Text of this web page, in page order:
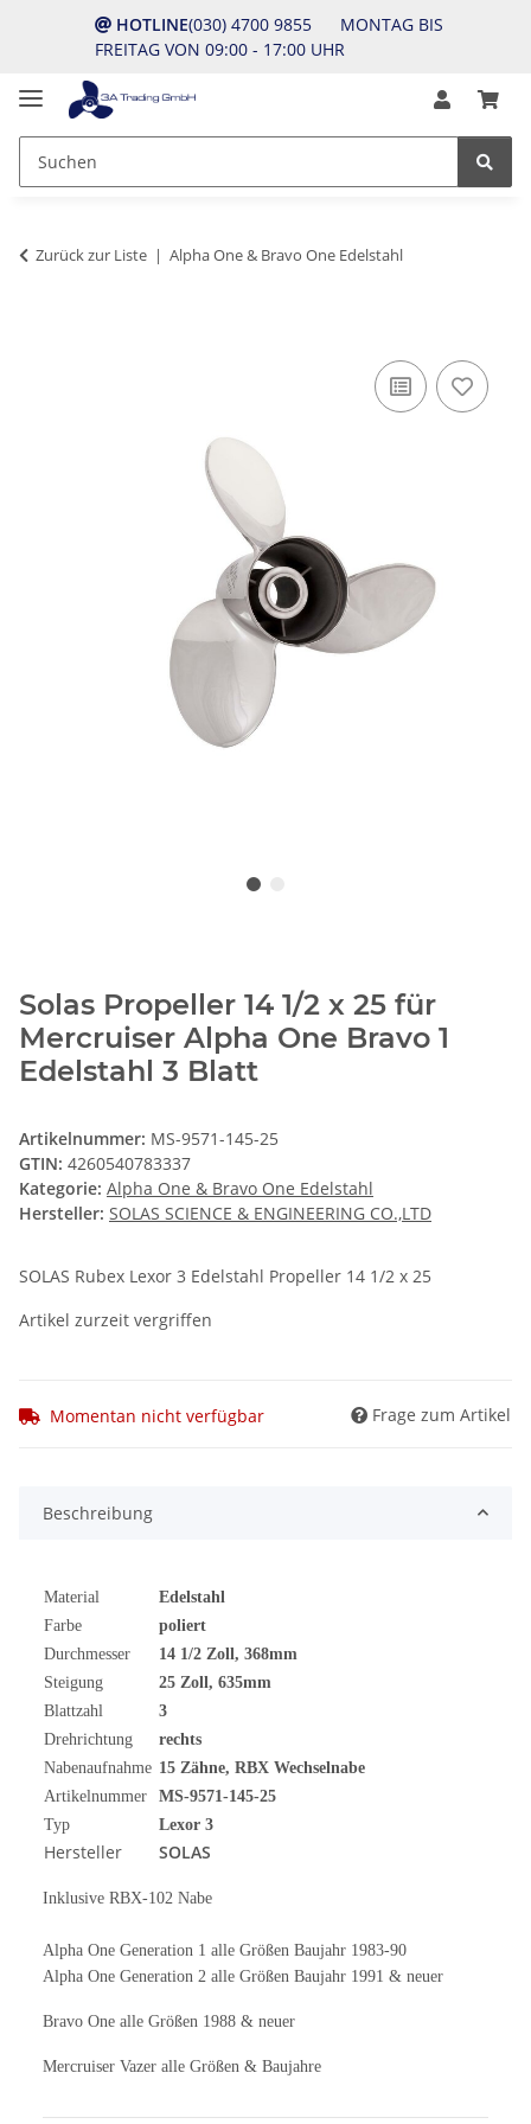
HOTLINE(030) 4700 9855 MONTAG BIS
FREITAG VON 09:00 - 17:00 UHR
Zurück zur Liste Alpha One & Bravo One Edelstahl
Solas Propeller 14 1/2 x 25 für
Mercruiser Alpha One Bravo 1
Edelstahl 3 Blatt
Artikelnummer: MS-9571-145-25
GTIN: 4260540783337
Kategorie: Alpha One & Bravo One Edelstahl
Hersteller: SOLAS SCIENCE & ENGINEERING CO.,LTD
SOLAS Rubex Lexor 3 Edelstahl Propeller 14 1/2 x 25
Artikel zurzeit vergriffen
Momentan nicht verfügbar Frage zum Artikel
Beschreibung
Material
Edelstahl
Farbe
poliert
Durchmesser
14 1/2 Zoll , 368mm
Steigung
25 Zoll, 635mm
Blattzahl
3
Drehrichtung
rechts
Nabenaufnahme 15 Zähne, RBX Wechselnabe
Artikelnummer
MS-9571-145-25
Typ
Lexor 3
Hersteller SOLAS
Inklusive RBX-102 Nabe
Alpha One Generation 1 alle Größen Baujahr 1983-90
Alpha One Generation 2 alle Größen Baujahr 1991 & neuer
Bravo One alle Größen 1988 & neuer
Mercruiser Vazer alle Größen & Baujahre